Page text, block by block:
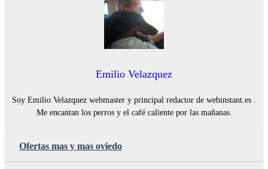
Emilio Velazquez
Soy Emilio Velazquez webmaster y principal redactor de webinstant.es .
Me encantan los perros y el café caliente por las mañanas.
Ofertas mas y mas oviedo